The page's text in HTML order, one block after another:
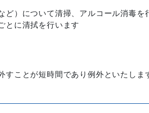
）について清掃、アルコール消毒を
とに清拭を行います
すことが短時間であり例外といたしま